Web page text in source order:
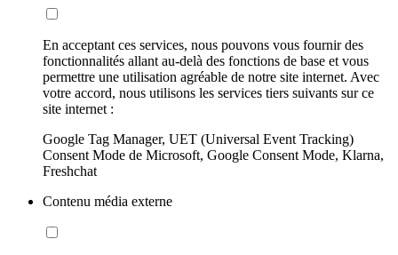
En acceptant ces services, nous pouvons vous fournir des
fonctionnalités allant au-delà des fonctions de base et vous
permettre une utilisation agréable de notre site internet. Avec
votre accord, nous utilisons les services tiers suivants sur ce
site internet :
Google Tag Manager, UET (Universal Event Tracking)
Consent Mode de Microsoft, Google Consent Mode, Klarna,
Freshchat
Contenu média externe